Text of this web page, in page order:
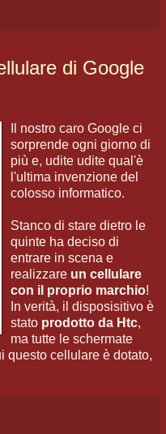
di Google
Il nostro caro Google ci
sorprende ogni giorno di
più e, udite udite qual'è
l'ultima invenzione del
colosso informatico.
Stanco di stare dietro le
quinte ha deciso di
entrare in scena e
realizzare un cellulare
con il proprio marchio!
In verità, il disposisitivo è
stato prodotto da Htc,
ma tutte le schermate
questo cellulare è dotato,